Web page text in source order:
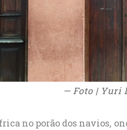
— Foto | Yuri
no porão dos navios,